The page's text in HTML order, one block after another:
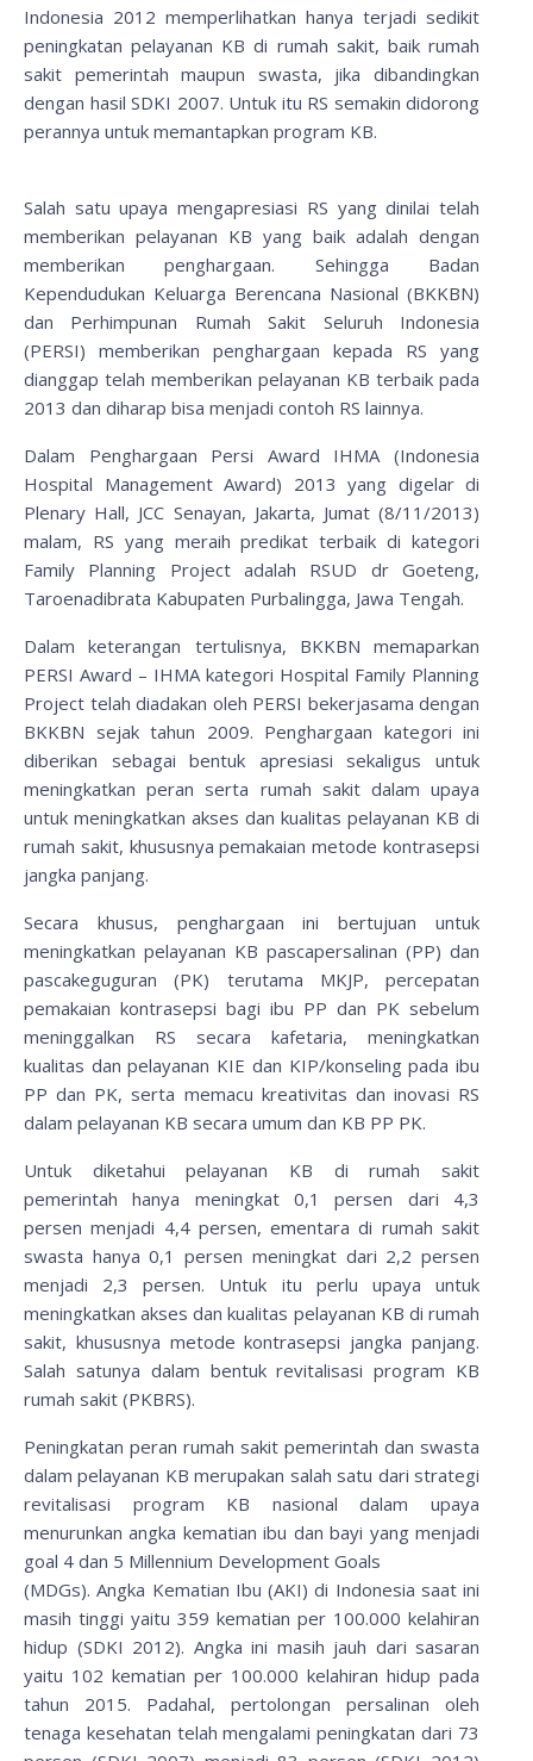
Indonesia 2012 memperlihatkan hanya terjadi sedikit
peningkatan pelayanan KB di rumah sakit, baik rumah
sakit pemerintah maupun swasta, jika dibandingkan
dengan hasil SDKI 2007. Untuk itu RS semakin didorong
perannya untuk memantapkan program KB.
Salah satu upaya mengapresiasi RS yang dinilai telah
memberikan pelayanan KB yang baik adalah dengan
memberikan penghargaan. Sehingga Badan
Kependudukan Keluarga Berencana Nasional (BKKBN)
dan Perhimpunan Rumah Sakit Seluruh Indonesia
(PERSI) memberikan penghargaan kepada RS yang
dianggap telah memberikan pelayanan KB terbaik pada
2013 dan diharap bisa menjadi contoh RS lainnya.
Dalam Penghargaan Persi Award IHMA (Indonesia
Hospital Management Award) 2013 yang digelar di
Plenary Hall, JCC Senayan, Jakarta, Jumat (8/11/2013)
malam, RS yang meraih predikat terbaik di kategori
Family Planning Project adalah RSUD dr Goeteng,
Taroenadibrata Kabupaten Purbalingga, Jawa Tengah.
Dalam keterangan tertulisnya, BKKBN memaparkan
PERSI Award – IHMA kategori Hospital Family Planning
Project telah diadakan oleh PERSI bekerjasama dengan
BKKBN sejak tahun 2009. Penghargaan kategori ini
diberikan sebagai bentuk apresiasi sekaligus untuk
meningkatkan peran serta rumah sakit dalam upaya
untuk meningkatkan akses dan kualitas pelayanan KB di
rumah sakit, khususnya pemakaian metode kontrasepsi
jangka panjang.
Secara khusus, penghargaan ini bertujuan untuk
meningkatkan pelayanan KB pascapersalinan (PP) dan
pascakeguguran (PK) terutama MKJP, percepatan
pemakaian kontrasepsi bagi ibu PP dan PK sebelum
meninggalkan RS secara kafetaria, meningkatkan
kualitas dan pelayanan KIE dan KIP/konseling pada ibu
PP dan PK, serta memacu kreativitas dan inovasi RS
dalam pelayanan KB secara umum dan KB PP PK.
Untuk diketahui pelayanan KB di rumah sakit
pemerintah hanya meningkat 0,1 persen dari 4,3
persen menjadi 4,4 persen, ementara di rumah sakit
swasta hanya 0,1 persen meningkat dari 2,2 persen
menjadi 2,3 persen. Untuk itu perlu upaya untuk
meningkatkan akses dan kualitas pelayanan KB di rumah
sakit, khususnya metode kontrasepsi jangka panjang.
Salah satunya dalam bentuk revitalisasi program KB
rumah sakit (PKBRS).
Peningkatan peran rumah sakit pemerintah dan swasta
dalam pelayanan KB merupakan salah satu dari strategi
revitalisasi program KB nasional dalam upaya
menurunkan angka kematian ibu dan bayi yang menjadi
goal 4 dan 5 Millennium Development Goals
(MDGs). Angka Kematian Ibu (AKI) di Indonesia saat ini
masih tinggi yaitu 359 kematian per 100.000 kelahiran
hidup (SDKI 2012). Angka ini masih jauh dari sasaran
yaitu 102 kematian per 100.000 kelahiran hidup pada
tahun 2015. Padahal, pertolongan persalinan oleh
tenaga kesehatan telah mengalami peningkatan dari 73